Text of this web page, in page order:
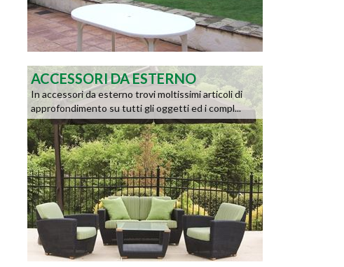
ACCESSORI DA ESTERNO
In accessori da esterno trovi moltissimi articoli di
approfondimento su tutti gli oggetti ed i compl...